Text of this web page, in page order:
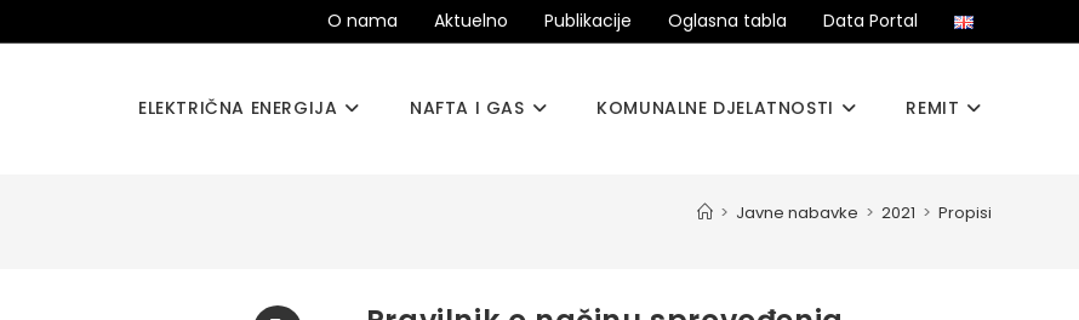
O nama Aktuelno Publikacije Oglasna tabla Data Portal
ELEKTRIČNA ENERGIJA NAFTA I GAS KOMUNALNE DJELATNOSTI REMIT
> Javne nabavke > 2021 > Propisi